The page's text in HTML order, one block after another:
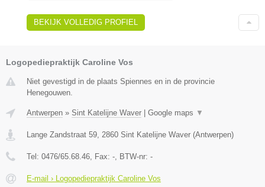
BEKIJK VOLLEDIG PROFIEL
Logopediepraktijk Caroline Vos
Niet gevestigd in de plaats Spiennes en in de provincie
Henegouwen.
Antwerpen » Sint Katelijne Waver Google maps ▼
Lange Zandstraat 59, 2860 Sint Katelijne Waver (Antwerpen)
Tel: 0476/65.68.46, Fax: -, BTW-nr: -
E-mail › Logopediepraktijk Caroline Vos